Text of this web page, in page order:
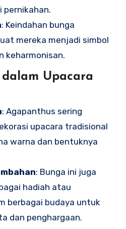
pernikahan.
: Keindahan bunga
mereka menjadi simbol
keharmonisan.
Upacara
: Agapanthus sering
upacara tradisional
warna dan bentuknya
: Bunga ini juga
hadiah atau
berbagai budaya untuk
dan penghargaan.